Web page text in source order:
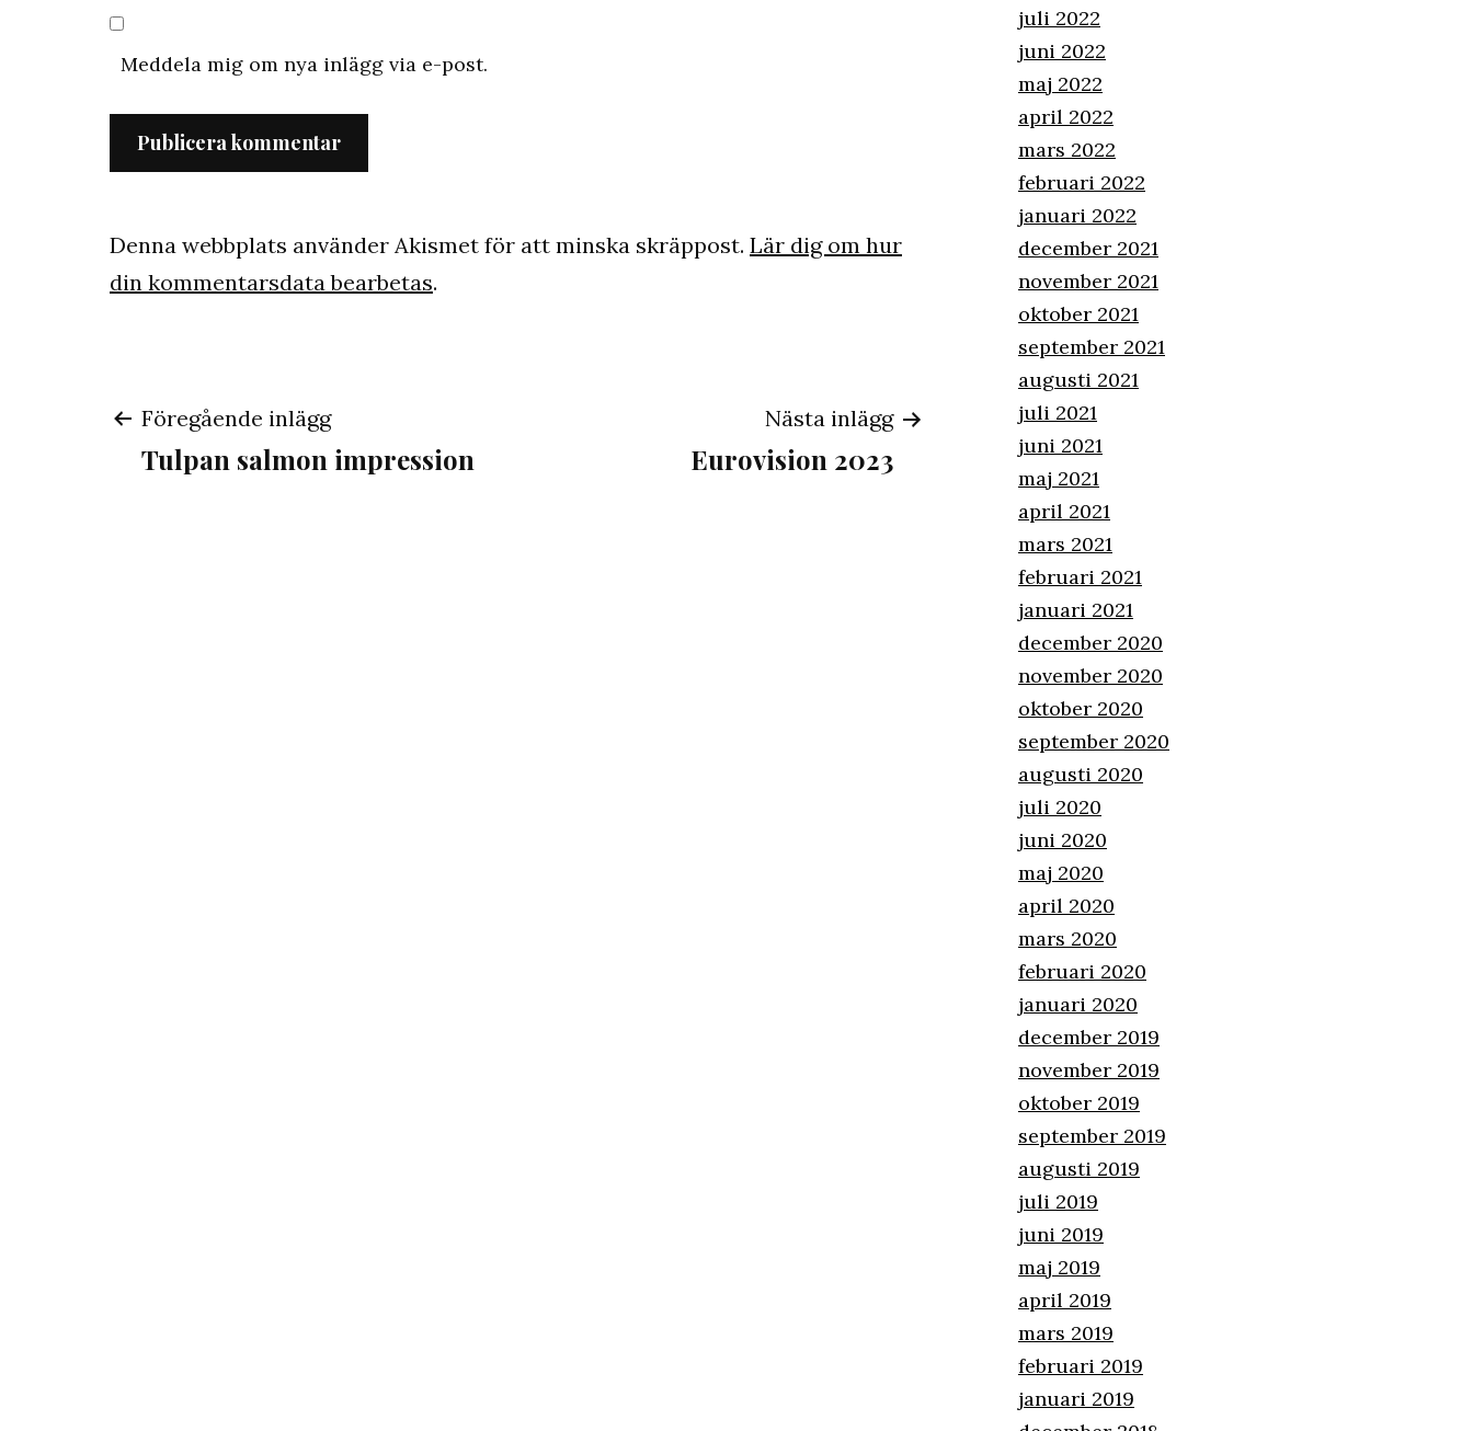
Meddela mig om nya inlägg via e-post.
Denna webbplats använder Akismet för att minska skräppost. Lär dig om hur
din kommentarsdata bearbetas.
Inläggsnavigering
Föregående inlägg
Tulpan salmon impression
Nästa inlägg
Eurovision 2023
juli 2022
juni 2022
maj 2022
april 2022
mars 2022
februari 2022
januari 2022
december 2021
november 2021
oktober 2021
september 2021
augusti 2021
juli 2021
juni 2021
maj 2021
april 2021
mars 2021
februari 2021
januari 2021
december 2020
november 2020
oktober 2020
september 2020
augusti 2020
juli 2020
juni 2020
maj 2020
april 2020
mars 2020
februari 2020
januari 2020
december 2019
november 2019
oktober 2019
september 2019
augusti 2019
juli 2019
juni 2019
maj 2019
april 2019
mars 2019
februari 2019
januari 2019